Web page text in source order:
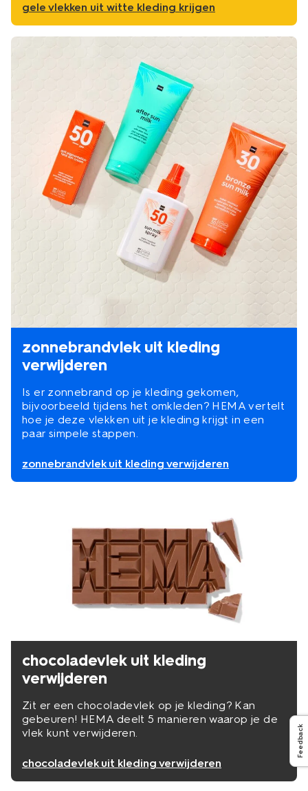
gele vlekken uit witte kleding krijgen
zonnebrandvlek uit kleding
verwijderen
Is er zonnebrand op je kleding gekomen,
bijvoorbeeld tijdens het omkleden? HEMA vertelt
hoe je deze vlekken uit je kleding krijgt in een
paar simpele stappen.
zonnebrandvlek uit kleding verwijderen
chocoladevlek uit kleding
verwijderen
Zit er een chocoladevlek op je kleding? Kan
gebeuren! HEMA deelt 5 manieren waarop je de
vlek kunt verwijderen.
chocoladevlek uit kleding verwijderen
Feedback